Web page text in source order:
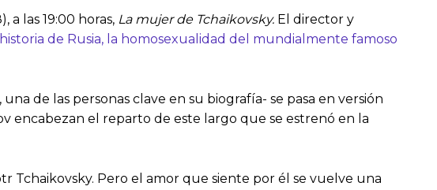
a las 19:00 horas, La mujer de Tchaikovsky. El director y
de Rusia, la homosexualidad del mundialmente famoso
de las personas clave en su biografía- se pasa en versión
encabezan el reparto de este largo que se estrenó en la
Tchaikovsky. Pero el amor que siente por él se vuelve una